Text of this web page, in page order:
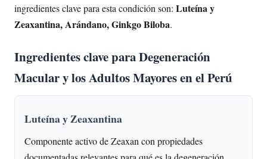
ingredientes clave para esta condición son: Luteína y
Zeaxantina, Arándano, Ginkgo Biloba.
Ingredientes clave para Degeneración
Macular y los Adultos Mayores en el Perú
Luteína y Zeaxantina
Componente activo de Zeaxan con propiedades